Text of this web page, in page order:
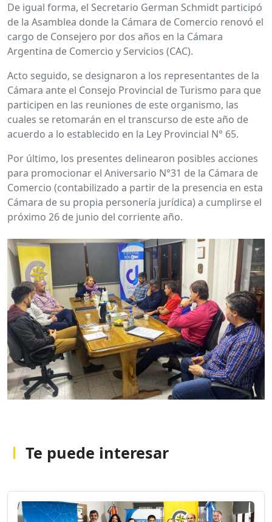
De igual forma, el Secretario German Schmidt participó
de la Asamblea donde la Cámara de Comercio renovó el
cargo de Consejero por dos años en la Cámara
Argentina de Comercio y Servicios (CAC).
Acto seguido, se designaron a los representantes de la
Cámara ante el Consejo Provincial de Turismo para que
participen en las reuniones de este organismo, las
cuales se retomarán en el transcurso de este año de
acuerdo a lo establecido en la Ley Provincial N° 65.
Por último, los presentes delinearon posibles acciones
para promocionar el Aniversario N°31 de la Cámara de
Comercio (contabilizado a partir de la presencia en esta
Cámara de su propia personería jurídica) a cumplirse el
próximo 26 de junio del corriente año.
Te puede interesar